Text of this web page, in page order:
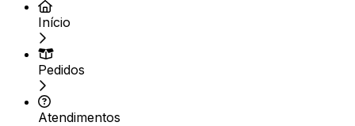
Início
Pedidos
Atendimentos